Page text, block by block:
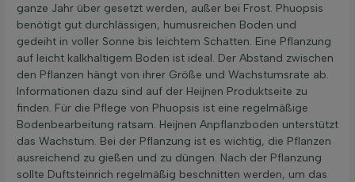
ganze Jahr über gesetzt werden, außer bei Frost. Phuopsis
benötigt gut durchlässigen, humusreichen Boden und
gedeiht in voller Sonne bis leichtem Schatten. Eine Pflanzung
auf leicht kalkhaltigem Boden ist ideal. Der Abstand zwischen
den Pflanzen hängt von ihrer Größe und Wachstumsrate ab.
Informationen dazu sind auf der Heijnen Produktseite zu
finden. Für die Pflege von Phuopsis ist eine regelmäßige
Bodenbearbeitung ratsam. Heijnen Anpflanzboden unterstützt
das Wachstum. Bei der Pflanzung ist es wichtig, die Pflanzen
ausreichend zu gießen und zu düngen. Nach der Pflanzung
sollte Duftsteinrich regelmäßig beschnitten werden, um das